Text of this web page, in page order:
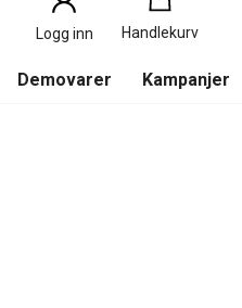
Logg inn Handlekurv
0
Produkter
Demovarer Kampanjer